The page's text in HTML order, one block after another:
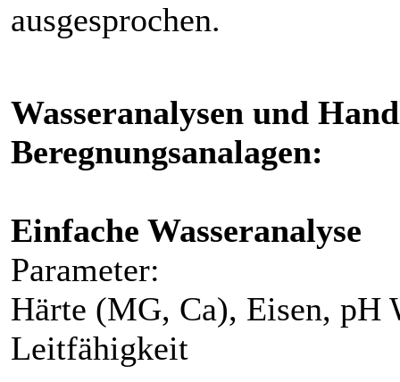
ausgesprochen.
Wasseranalysen und
Beregnungsanalagen:
Einfache Wasseranalyse
Parameter:
Härte (MG, Ca), Eisen, pH
Leitfähigkeit